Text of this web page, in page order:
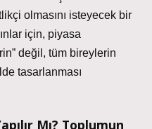
olmasını isteyecek bir
için, piyasa
değil, tüm bireylerin
tasarlanması
Mı? Toplumun